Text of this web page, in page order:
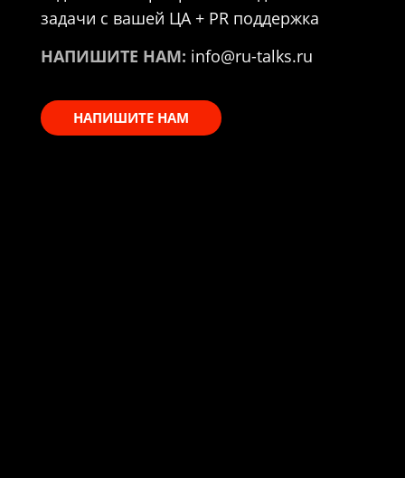
задачи с вашей ЦА + PR поддержка
НАПИШИТЕ НАМ: info@ru-talks.ru
НАПИШИТЕ НАМ